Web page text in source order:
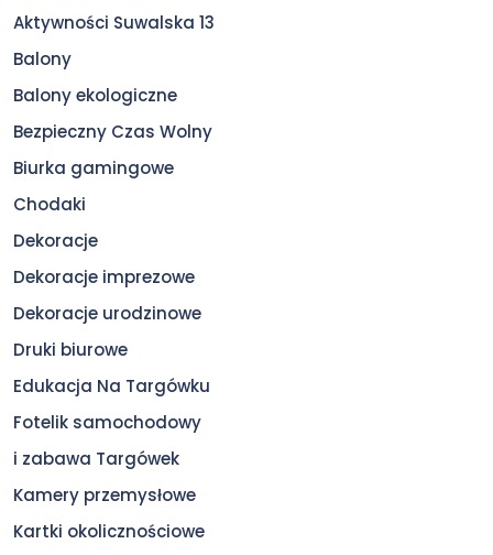
Aktywności Suwalska 13
Balony
Balony ekologiczne
Bezpieczny Czas Wolny
Biurka gamingowe
Chodaki
Dekoracje
Dekoracje imprezowe
Dekoracje urodzinowe
Druki biurowe
Edukacja Na Targówku
Fotelik samochodowy
i zabawa Targówek
Kamery przemysłowe
Kartki okolicznościowe